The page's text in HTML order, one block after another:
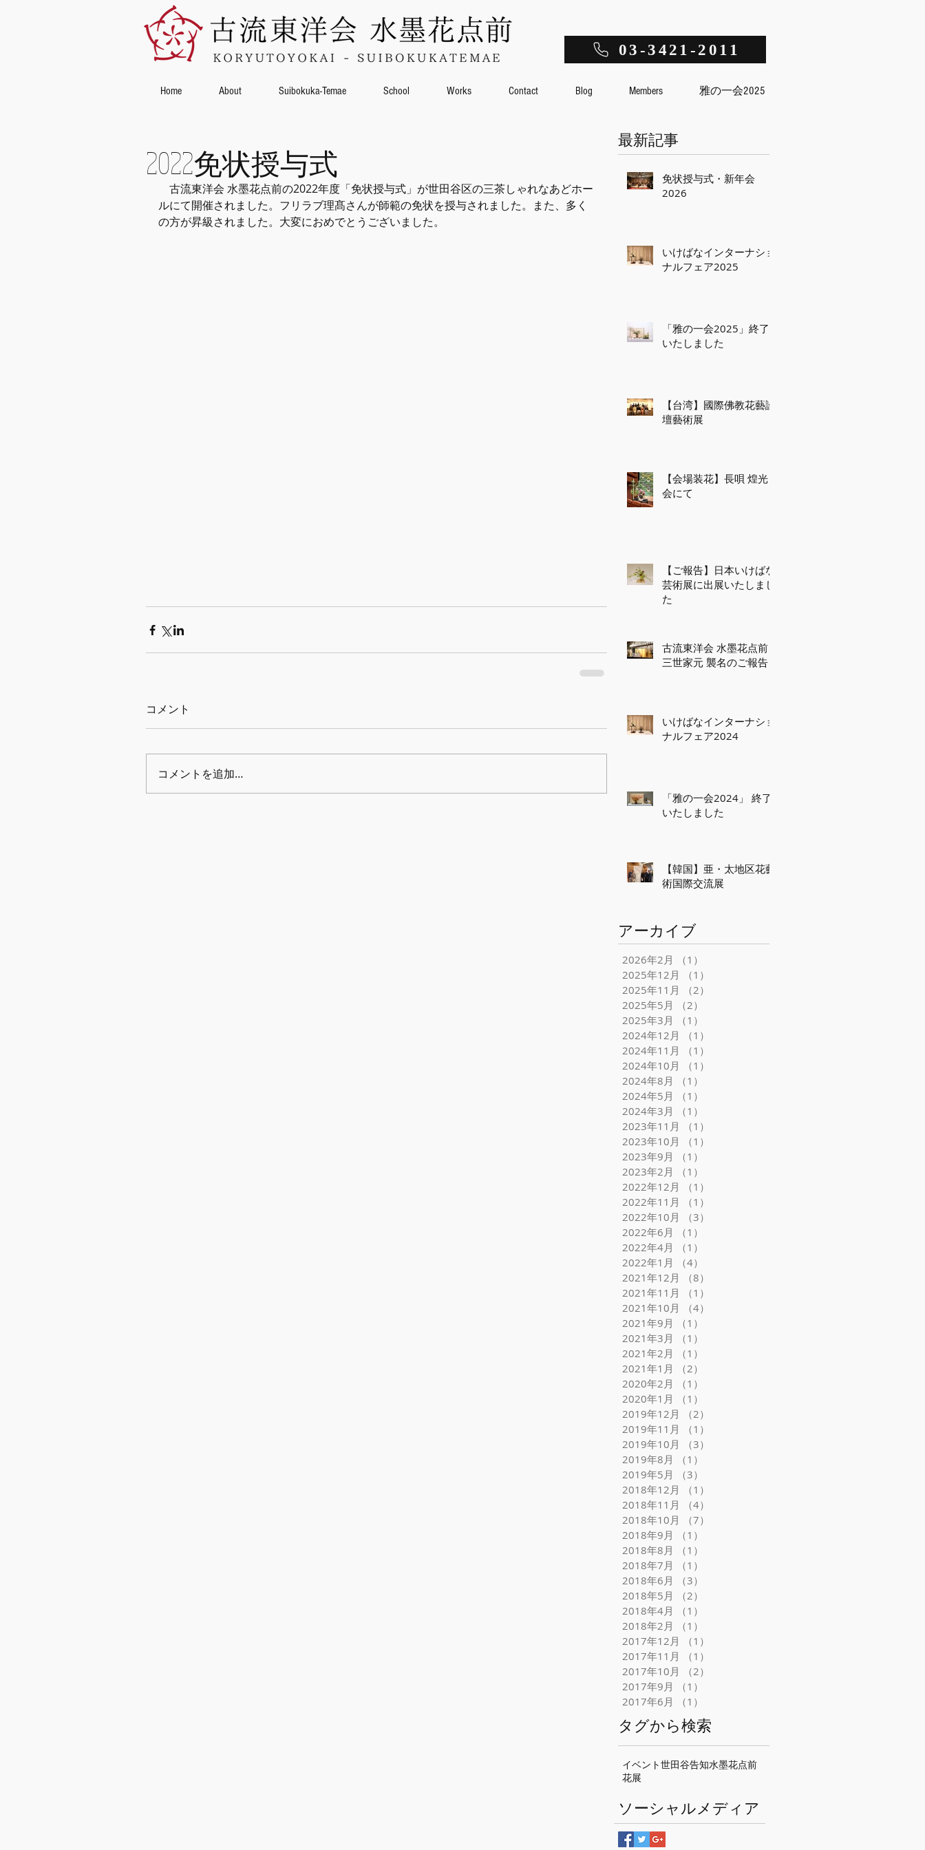
03-3421-2011
Home About Suibokuka-Temae School Works Contact Blog Members 雅の一会2025
2022免状授与式
古流東洋会 水墨花点前の2022年度「免状授与式」が世田谷区の三茶しゃれなあどホー
ルにて開催されました。フリラブ理髙さんが師範の免状を授与されました。また、多く
の方が昇級されました。大変におめでとうございました。
コメント
コメントを追加…
最新記事
免状授与式・新年会
2026
いけばなインターナショ
ナルフェア2025
「雅の一会2025」終了
いたしました
【台湾】國際佛教花藝論
壇藝術展
【会場装花】長唄 煌光
会にて
【ご報告】日本いけばな
芸術展に出展いたしまし
た
古流東洋会 水墨花点前
三世家元 襲名のご報告
いけばなインターナショ
ナルフェア2024
「雅の一会2024」 終了
いたしました
【韓国】亜・太地区花藝
術国際交流展
アーカイブ
2026年2月 （1）
2025年12月
（1）
2025年11月
（2）
2025年5月
（2）
2025年3月
（1）
2024年12月
（1）
2024年11月
（1）
2024年10月
（1）
2024年8月
（1）
2024年5月
（1）
2024年3月
（1）
2023年11月
（1）
2023年10月
（1）
2023年9月
（1）
2023年2月
（1）
2022年12月
（1）
2022年11月
（1）
2022年10月
（3）
2022年6月
（1）
2022年4月
（1）
2022年1月
（4）
2021年12月
（8）
2021年11月
（1）
2021年10月
（4）
2021年9月
（1）
2021年3月
（1）
2021年2月
（1）
2021年1月
（2）
2020年2月
（1）
2020年1月
（1）
2019年12月
（2）
2019年11月
（1）
2019年10月
（3）
2019年8月
（1）
2019年5月
（3）
2018年12月
（1）
2018年11月
（4）
2018年10月
（7）
2018年9月
（1）
2018年8月
（1）
2018年7月
（1）
2018年6月
（3）
2018年5月
（2）
2018年4月
（1）
2018年2月
（1）
2017年12月
（1）
2017年11月
（1）
2017年10月
（2）
2017年9月
（1）
2017年6月
（1）
タグから検索
イベント世田谷告知水墨花点前
花展
ソーシャルメディア